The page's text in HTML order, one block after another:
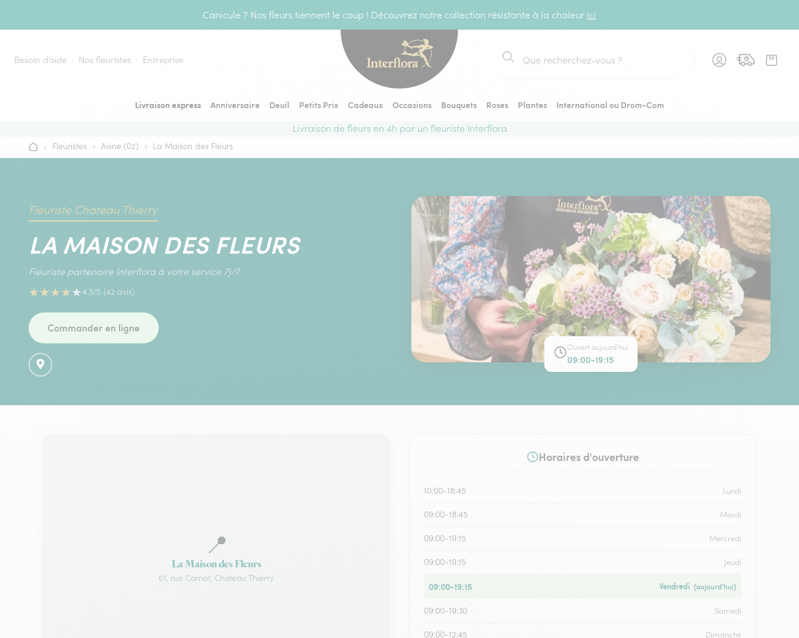
Canicule ? Nos fleurs tiennent le coup ! Découvrez notre collection résistante à la chaleur ici
Besoin d’aide Nos fleuristes Entreprise
Rechercher
Livraison express Anniversaire Deuil Petits Prix Cadeaux Occasions Bouquets Roses Plantes
International ou Drom-Com
Livraison de fleurs en 4h par un fleuriste Interflora
Accueil
› Fleuristes › Aisne (02) › La Maison des Fleurs
Fleuriste Chateau Thierry
LA MAISON DES FLEURS
Fleuriste partenaire Interflora à votre service 7j/7
★★★★★4.3/5 (42 avis)
Commander en ligne
Ouvert aujourd'hui
09:00-19:15
📍
La Maison des Fleurs
61, rue Carnot, Chateau Thierry
Horaires d'ouverture
10:00-18:45 Lundi
09:00-18:45 Mardi
09:00-19:15 Mercredi
09:00-19:15 Jeudi
09:00-19:15 Vendredi (aujourd’hui)
09:00-19:30 Samedi
09:00-12:45 Dimanche